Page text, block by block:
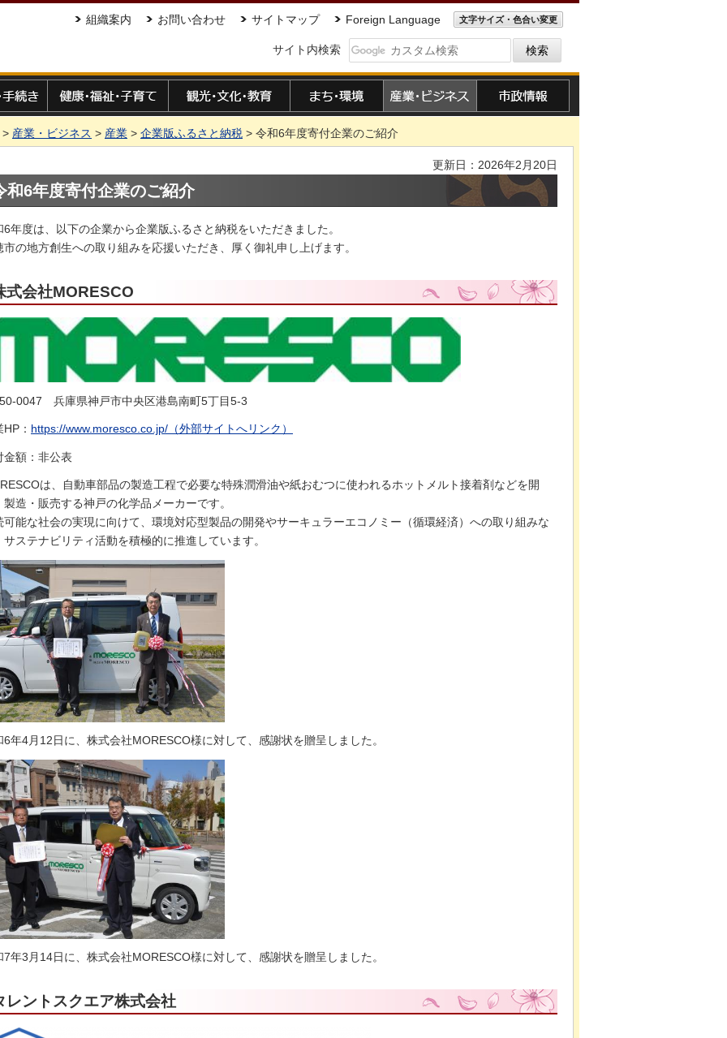
組織案内 お問い合わせ サイトマップ Foreign Language 文字サイズ・色合い変更
サイト内検索
> 産業・ビジネス > 産業 > 企業版ふるさと納税 > 令和6年度寄付企業のご紹介
更新日：2026年2月20日
和6年度寄付企業のご紹介
6年度は、以下の企業から企業版ふるさと納税をいただきました。
市の地方創生への取り組みを応援いただき、厚く御礼申し上げます。
式会社MORESCO
0047 兵庫県神戸市中央区港島南町5丁目5-3
： https://www.moresco.co.jp/（外部サイトへリンク）
金額：非公表
は、自動車部品の製造工程で必要な特殊潤滑油や紙おむつに使われるホットメルト接着剤などを開
製造・販売する神戸の化学品メーカーです。
可能な社会の実現に向けて、環境対応型製品の開発やサーキュラーエコノミー（循環経済）への取り組みな
サステナビリティ活動を積極的に推進しています。
6年4月12日に、株式会社MORESCO様に対して、感謝状を贈呈しました。
7年3月14日に、株式会社MORESCO様に対して、感謝状を贈呈しました。
レントスクエア株式会社